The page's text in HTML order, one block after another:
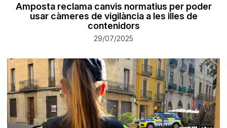
Amposta reclama canvis normatius per poder
usar càmeres de vigilància a les illes de
contenidors
29/07/2025